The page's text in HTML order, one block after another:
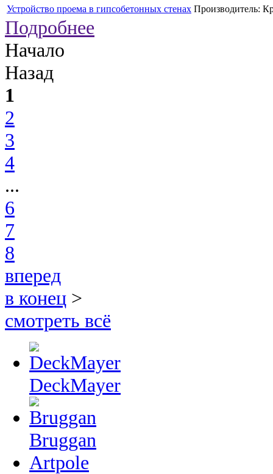
Устройство проема в гипсобетонных стенах Производитель:
Подробнее
Начало
Назад
1
2
3
4
...
6
7
8
вперед
в конец >
смотреть всё
DeckMayer
Bruggan
Artpole